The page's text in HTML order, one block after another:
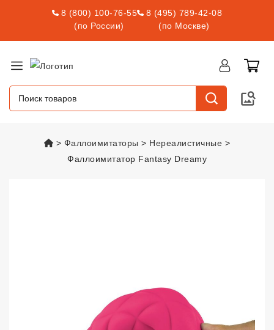
8 (800) 100-76-55
(по России)
8 (495) 789-42-08
(по Москве)
vsexshop.ru
Фаллоимитаторы
Нереалистичные
Фаллоимитатор Fantasy Dreamy